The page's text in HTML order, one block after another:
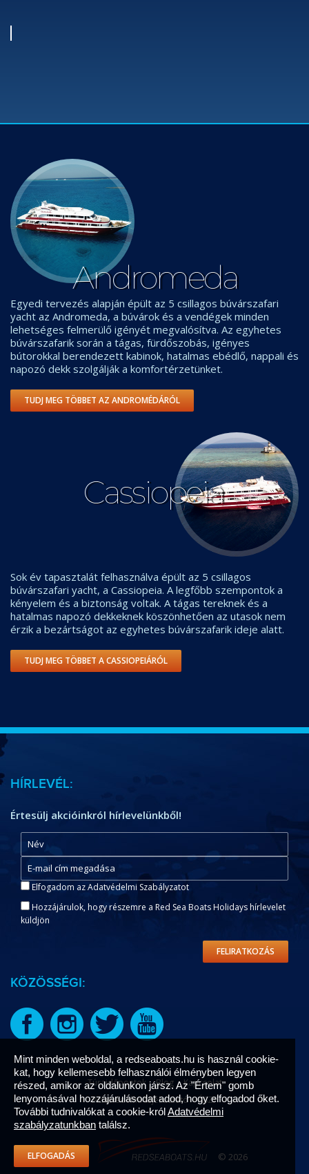
Andromeda
Egyedi tervezés alapján épült az 5 csillagos búvárszafari
yacht az Andromeda, a búvárok és a vendégek minden
lehetséges felmerülő igényét megvalósítva. Az egyhetes
búvárszafarik során a tágas, fürdőszobás, igényes
bútorokkal berendezett kabinok, hatalmas ebédlő, nappali és
napozó dekk szolgálják a komfortérzetünket.
TUDJ MEG TÖBBET AZ ANDROMÉDÁRÓL
Cassiopeia
Sok év tapasztalát felhasználva épült az 5 csillagos
búvárszafari yacht, a Cassiopeia. A legfőbb szempontok a
kényelem és a biztonság voltak. A tágas tereknek és a
hatalmas napozó dekkeknek köszönhetően az utasok nem
érzik a bezártságot az egyhetes búvárszafarik ideje alatt.
TUDJ MEG TÖBBET A CASSIOPEIÁRÓL
HÍRLEVÉL:
Értesülj akcióinkról hírlevelünkből!
Elfogadom az Adatvédelmi Szabályzatot
Hozzájárulok, hogy részemre a Red Sea Boats Holidays hírlevelet
küldjön
FELIRATKOZÁS
KÖZÖSSÉGI:
Túraidőpontok Blog
Kapcsolat
Adatvédelmi tájékoztató
ÁSZF
© 2026
Mint minden weboldal, a redseaboats.hu is használ cookie-
kat, hogy kellemesebb felhasználói élményben legyen
részed, amikor az oldalunkon jársz. Az "Értem" gomb
lenyomásával hozzájárulásodat adod, hogy elfogadod őket.
További tudnivalókat a cookie-królAdatvédelmi
szabályzatunkban találsz.
ELFOGADÁS